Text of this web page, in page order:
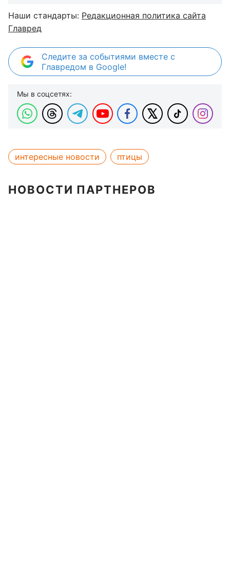
Наши стандарты: Редакционная политика сайта
Главред
Следите за событиями вместе с
Главредом в Google!
Мы в соцсетях:
интересные новости птицы
НОВОСТИ ПАРТНЕРОВ